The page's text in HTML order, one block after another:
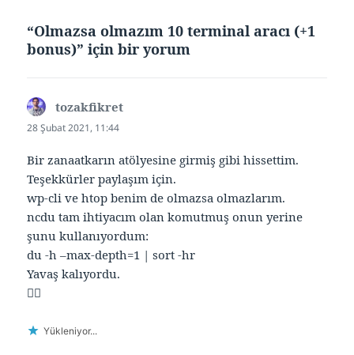
“Olmazsa olmazım 10 terminal aracı (+1
bonus)” için bir yorum
tozakfikret
28 Şubat 2021, 11:44
Bir zanaatkarın atölyesine girmiş gibi hissettim.
Teşekkürler paylaşım için.
wp-cli ve htop benim de olmazsa olmazlarım.
ncdu tam ihtiyacım olan komutmuş onun yerine
şunu kullanıyordum:
du -h –max-depth=1 | sort -hr
Yavaş kalıyordu.
👍🏽
Yükleniyor...